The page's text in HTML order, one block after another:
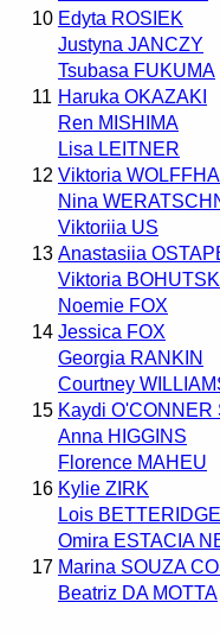
10 Edyta ROSIEK
Justyna JANCZY
11
Tsubasa FUKUMA
Haruka OKAZAKI
Ren MISHIMA
12
Lisa LEITNER
Viktoria
Nina
13
Viktoriia US
Anastasiia
Viktoria
14
Noemie FOX
Jessica FOX
Georgia RANKIN
15
Courtney
Kaydi O'CONNER
Anna HIGGINS
16
Florence MAHEU
Kylie ZIRK
Lois BETTERIDGE
17
Omira ESTACIA
Marina SOUZA
Beatriz DA MOTTA